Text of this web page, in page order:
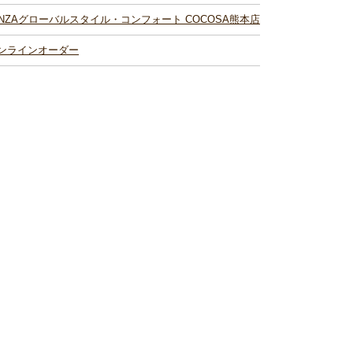
グローバルスタイル・コンフォート COCOSA熊本店
ラインオーダー